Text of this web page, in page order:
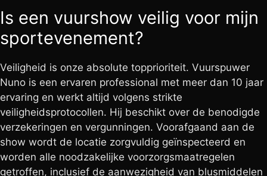
Is een vuurshow veilig voor mijn
sportevenement?
Veiligheid is onze absolute topprioriteit. Vuurspuwer
Nuno is een ervaren professional met meer dan 10 jaar
ervaring en werkt altijd volgens strikte
veiligheidsprotocollen. Hij beschikt over de benodigde
verzekeringen en vergunningen. Voorafgaand aan de
show wordt de locatie zorgvuldig geïnspecteerd en
worden alle noodzakelijke voorzorgsmaatregelen
getroffen, inclusief de aanwezigheid van blusmiddelen